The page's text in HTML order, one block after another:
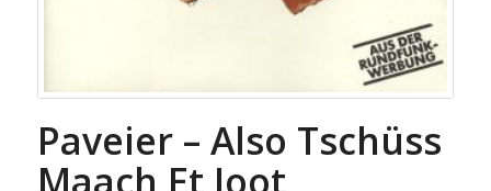
Paveier – Also Tschüss